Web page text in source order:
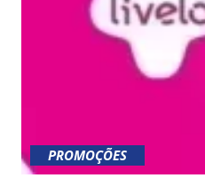
PROMOÇÕES